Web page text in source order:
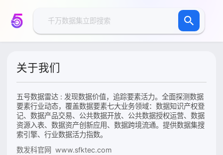
关于我们
五号数据雷达 : 发现数据价值，追踪要素活力。全面探测数据
要素行业动态，覆盖数据要素七大业务领域：数据知识产权登
记、数据产品交易、公共数据开放、公共数据授权运营、数据
资源入表、数据资产创新应用、数据跨境流通。提供数据集搜
索引擎、行业数据活力指数。
数发科官网 www.sfktec.com